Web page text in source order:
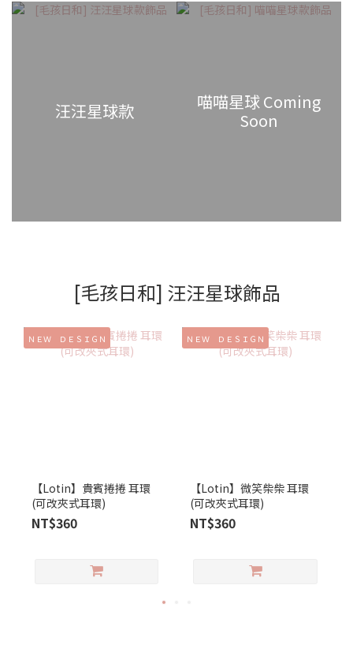
汪汪星球款
喵喵星球 Coming
Soon
[毛孩日和] 汪汪星球飾品
ＮＥＷ ＤＥＳＩＧＮ
【Lotin】貴賓捲捲 耳環
(可改夾式耳環)
NT$360
ＮＥＷ ＤＥＳＩＧＮ
【Lotin】微笑柴柴 耳環
(可改夾式耳環)
NT$360